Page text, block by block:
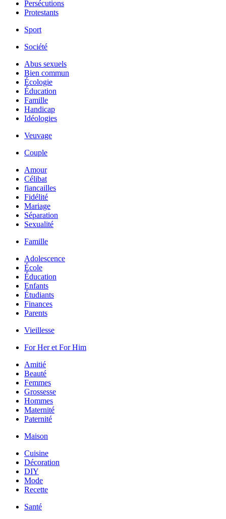
Persécutions
Protestants
Sport
Société
Abus sexuels
Bien commun
Écologie
Éducation
Famille
Handicap
Idéologies
Veuvage
Couple
Amour
Célibat
fiancailles
Fidélité
Mariage
Séparation
Sexualité
Famille
Adolescence
École
Éducation
Enfants
Étudiants
Finances
Parents
Vieillesse
For Her et For Him
Amitié
Beauté
Femmes
Grossesse
Hommes
Maternité
Paternité
Maison
Cuisine
Décoration
DIY
Mode
Recette
Santé